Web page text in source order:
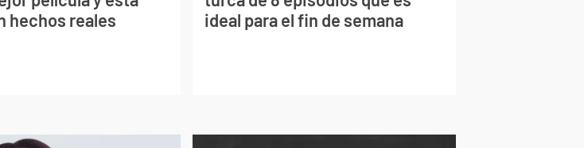
hechos reales
ideal para el fin de semana